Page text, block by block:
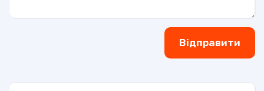
Відправити